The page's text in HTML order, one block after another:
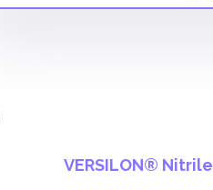
VERSILON® Nitrile